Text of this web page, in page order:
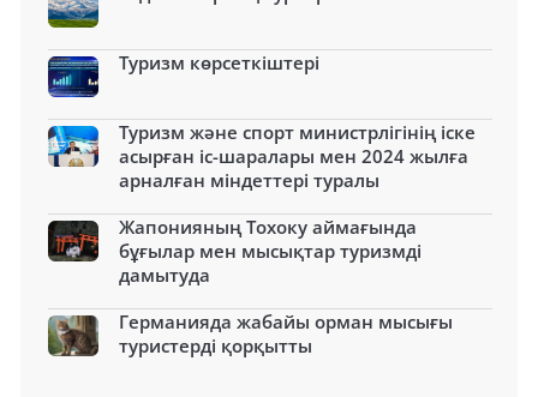
Туризм көрсеткіштері
Туризм және спорт министрлігінің іске
асырған іс-шаралары мен 2024 жылға
арналған міндеттері туралы
Жапонияның Тохоку аймағында
бұғылар мен мысықтар туризмді
дамытуда
Германияда жабайы орман мысығы
туристерді қорқытты